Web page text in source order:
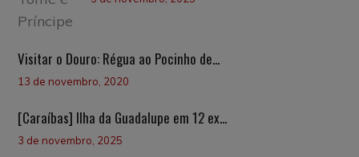
Visitar o Douro: Régua ao Pocinho de...
13 de novembro, 2020
[Caraíbas] Ilha da Guadalupe em 12 ex...
3 de novembro, 2025